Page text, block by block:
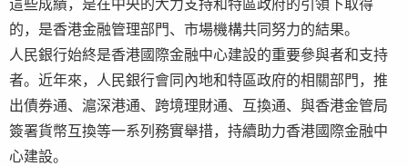
這些成績，是在中央的大力支持和特區政府的引領下取得
的，是香港金融管理部門、市場機構共同努力的結果。
人民銀行始終是香港國際金融中心建設的重要參與者和支持
者。近年來，人民銀行會同內地和特區政府的相關部門，推
出債券通、滬深港通、跨境理財通、互換通、與香港金管局
簽署貨幣互換等一系列務實舉措，持續助力香港國際金融中
心建設。